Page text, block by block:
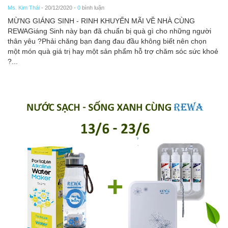
Ms. Kim Thái - 20/12/2020 - 0 bình luận
MỪNG GIÁNG SINH - RINH KHUYẾN MÃI VỀ NHÀ CÙNG
REWAGiáng Sinh này bạn đã chuẩn bị quà gì cho những người
thân yêu ?Phải chăng bạn đang đau đầu không biết nên chọn
một món quà giá trị hay một sản phẩm hỗ trợ chăm sóc sức khoẻ
?...